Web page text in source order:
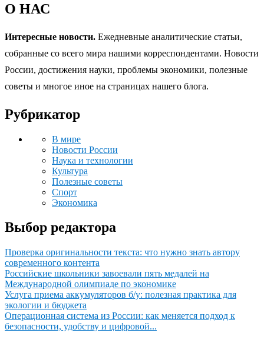
О НАС
Интересные новости. Ежедневные аналитические статьи,
собранные со всего мира нашими корреспондентами. Новости
России, достижения науки, проблемы экономики, полезные
советы и многое иное на страницах нашего блога.
Рубрикатор
В мире
Новости России
Наука и технологии
Культура
Полезные советы
Спорт
Экономика
Выбор редактора
Проверка оригинальности текста: что нужно знать автору
современного контента
Российские школьники завоевали пять медалей на
Международной олимпиаде по экономике
Услуга приема аккумуляторов б/у: полезная практика для
экологии и бюджета
Операционная система из России: как меняется подход к
безопасности, удобству и цифровой...